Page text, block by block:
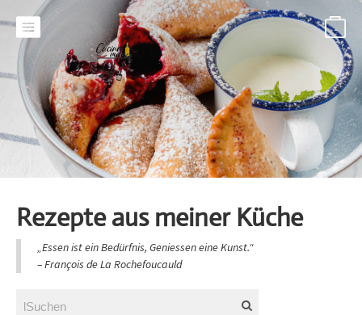
-
Rezepte aus meiner Küche
„Essen ist ein Bedürfnis, Geniessen eine Kunst.“
​– François de La Rochefoucauld